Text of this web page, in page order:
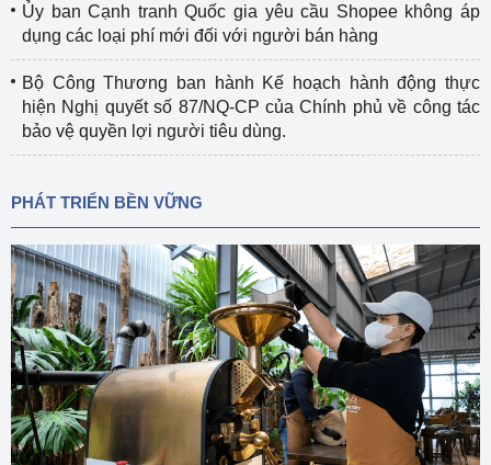
Ủy ban Cạnh tranh Quốc gia yêu cầu Shopee không áp
dụng các loại phí mới đối với người bán hàng
Bộ Công Thương ban hành Kế hoạch hành động thực
hiện Nghị quyết số 87/NQ-CP của Chính phủ về công tác
bảo vệ quyền lợi người tiêu dùng.
PHÁT TRIỂN BỀN VỮNG